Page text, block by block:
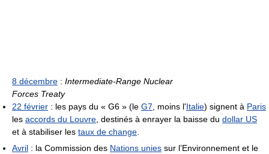
8 décembre : Intermediate-Range Nuclear
Forces Treaty
22 février : les pays du « G6 » (le G7, moins l'Italie) signent à Paris
les accords du Louvre, destinés à enrayer la baisse du dollar US
et à stabiliser les taux de change.
Avril : la Commission des Nations unies sur l’Environnement et le